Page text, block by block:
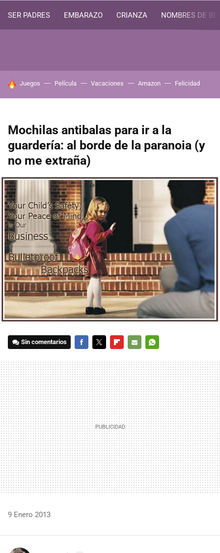
SER PADRES EMBARAZO CRIANZA NOMBRES DE
HOY SE HABLA DE
Juegos Película Vacaciones Amazon Felicidad
Mochilas antibalas para ir a la
guardería: al borde de la paranoia (y
no me extraña)
Sin comentarios
MAIL
9 Enero 2013